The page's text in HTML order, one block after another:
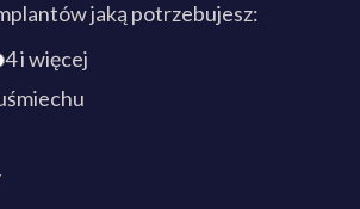
jaką potrzebujesz:
4 i więcej